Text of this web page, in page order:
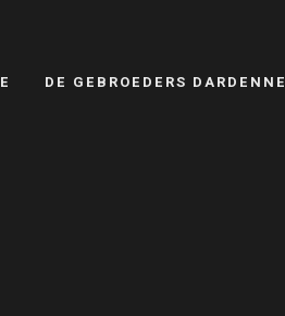
DE GEBROEDERS DARDENNE